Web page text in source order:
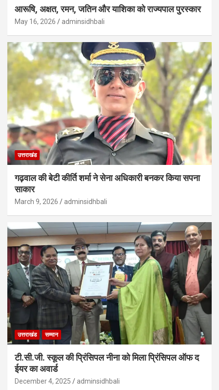
आरूषि, अक्षत, रमन, जतिन और याशिका को राज्यपाल पुरस्कार
May 16, 2026 adminsidhbali
उत्तराखंड
गढ़वाल की बेटी कीर्ति शर्मा ने सेना अधिकारी बनकर किया सपना
साकार
March 9, 2026 adminsidhbali
उत्तराखंड सम्मान
टी.सी.जी. स्कूल की प्रिंसिपल नीना को मिला प्रिंसिपल ऑफ द
ईयर का अवार्ड
December 4, 2025 adminsidhbali